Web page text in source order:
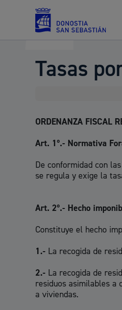
Servicios
Padrón y
Servicios
Tasas
ORDENANZA FISCAL
Art. 1º.- Normativa
De conformidad con
se regula y exige la
Art. 2º.- Hecho
Constituye el hecho
1.- La recogida de
2.- La recogida de
residuos asimilables a
a viviendas.